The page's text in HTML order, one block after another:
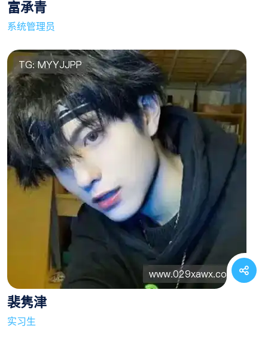
富承青
系统管理员
裴隽津
实习生